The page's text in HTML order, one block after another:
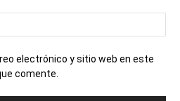
electrónico y sitio web en este
comente.